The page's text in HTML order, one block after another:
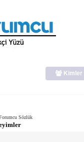
Kimler
Sözlük